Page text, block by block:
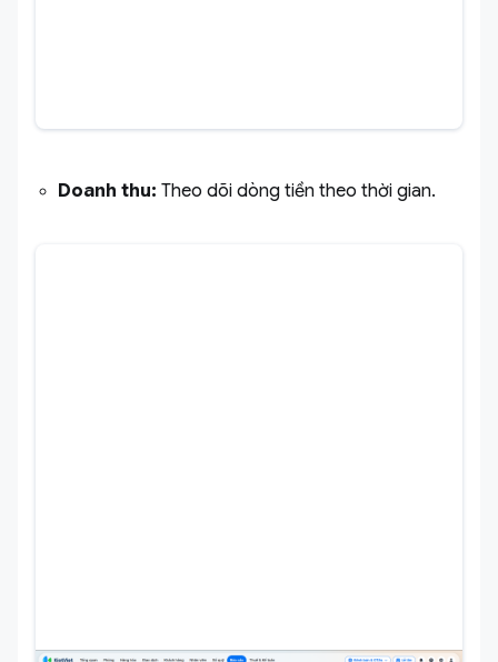
Doanh thu: Theo dõi dòng tiền theo thời gian.